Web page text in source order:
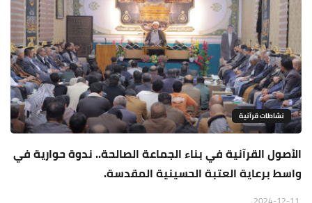
نشاطات قرآنية
الأصول القرآنية في بناء الجماعة الصالحة.. ندوة حوارية في
واسط برعاية العتبة الحسينية المقدسة.